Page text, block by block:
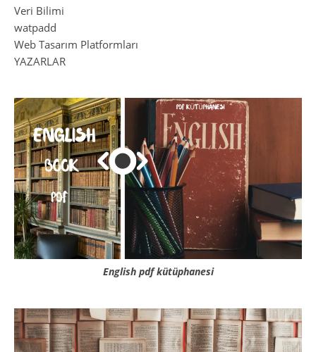
Veri Bilimi
watpadd
Web Tasarım Platformları
YAZARLAR
English pdf kütüphanesi